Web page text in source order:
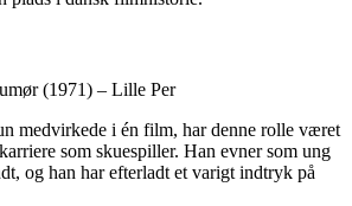
(1971) – Lille Per
medvirkede i én film, har denne rolle været
som skuespiller. Han evner som ung
og han har efterladt et varigt indtryk på